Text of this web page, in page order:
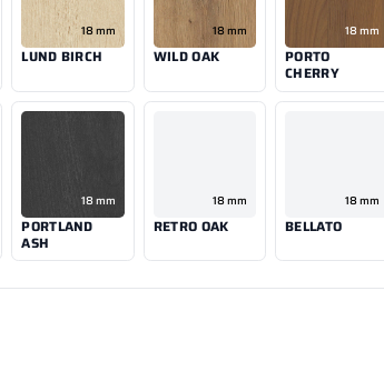
18 mm
LUND BIRCH
18 mm
WILD OAK
18 mm
PORTO
CHERRY
18 mm
PORTLAND
ASH
18 mm
RETRO OAK
18 mm
BELLATO